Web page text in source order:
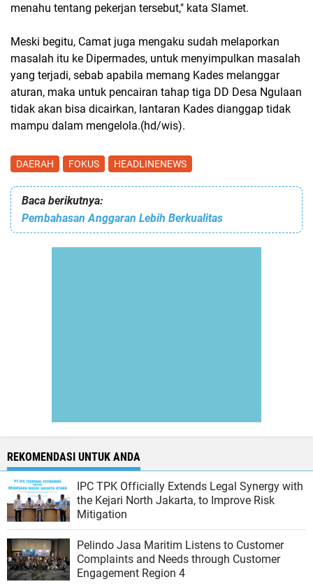
menahu tentang pekerjan tersebut," kata Slamet.
Meski begitu, Camat juga mengaku sudah melaporkan
masalah itu ke Dipermades, untuk menyimpulkan masalah
yang terjadi, sebab apabila memang Kades melanggar
aturan, maka untuk pencairan tahap tiga DD Desa Ngulaan
tidak akan bisa dicairkan, lantaran Kades dianggap tidak
mampu dalam mengelola.(hd/wis).
DAERAH FOKUS HEADLINENEWS
Baca berikutnya:
Pembahasan Anggaran Lebih Berkualitas
REKOMENDASI UNTUK ANDA
IPC TPK Officially Extends Legal Synergy with
the Kejari North Jakarta, to Improve Risk
Mitigation
Pelindo Jasa Maritim Listens to Customer
Complaints and Needs through Customer
Engagement Region 4